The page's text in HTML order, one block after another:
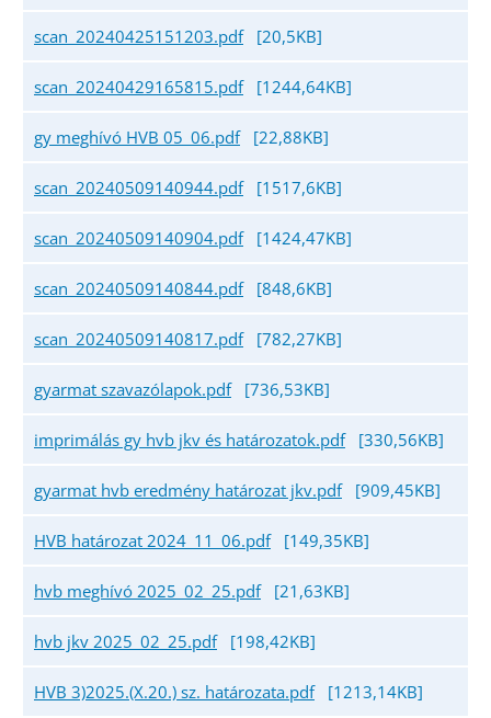
scan_20240425151203.pdf [20,5KB]
scan_20240429165815.pdf [1244,64KB]
gy meghívó HVB 05_06.pdf [22,88KB]
scan_20240509140944.pdf [1517,6KB]
scan_20240509140904.pdf [1424,47KB]
scan_20240509140844.pdf [848,6KB]
scan_20240509140817.pdf [782,27KB]
gyarmat szavazólapok.pdf [736,53KB]
imprimálás gy hvb jkv és határozatok.pdf [330,56KB]
gyarmat hvb eredmény határozat jkv.pdf [909,45KB]
HVB határozat 2024_11_06.pdf [149,35KB]
hvb meghívó 2025_02_25.pdf [21,63KB]
hvb jkv 2025_02_25.pdf [198,42KB]
HVB 3)2025.(X.20.) sz. határozata.pdf [1213,14KB]